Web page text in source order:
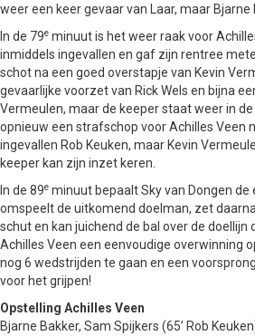
weer een keer gevaar van Laar, maar Bjarne
In de 79e minuut is het weer raak voor
inmiddels ingevallen en gaf zijn rentree
schot na een goed overstapje van Kevin
gevaarlijke voorzet van Rick Wels en bijna
Vermeulen, maar de keeper staat weer in de
opnieuw een strafschop voor Achilles Veen
ingevallen Rob Keuken, maar Kevin
keeper kan zijn inzet keren.
In de 89e minuut bepaalt Sky van Dongen de
omspeelt de uitkomend doelman, zet
schut en kan juichend de bal over de doellijn
Achilles Veen een eenvoudige overwinning
nog 6 wedstrijden te gaan en een
voor het grijpen!
Opstelling Achilles Veen
Bjarne Bakker, Sam Spijkers (65’ Rob